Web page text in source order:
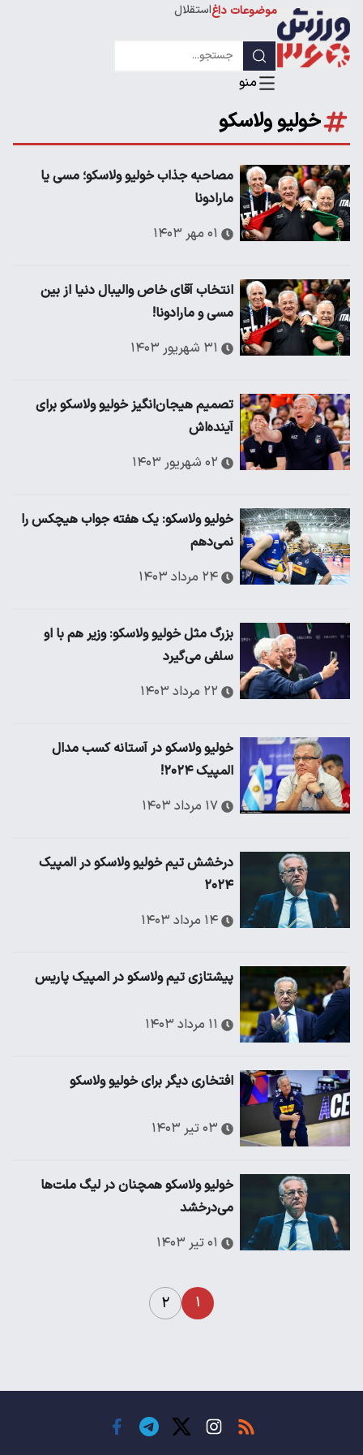
موضوعات داغاستقلال
خولیو ولاسکو
مصاحبه جذاب خولیو ولاسکو؛ مسی یا
مارادونا
۰۱ مهر ۱۴۰۳
انتخاب آقای خاص والیبال دنیا از بین
مسی و مارادونا!
۳۱ شهریور ۱۴۰۳
تصمیم هیجان‌انگیز خولیو ولاسکو برای
آینده‌اش
۰۲ شهریور ۱۴۰۳
خولیو ولاسکو: یک هفته جواب هیچکس را
نمی‌دهم
۲۴ مرداد ۱۴۰۳
بزرگ مثل خولیو ولاسکو: وزیر هم با او
سلفی می‌گیرد
۲۲ مرداد ۱۴۰۳
خولیو ولاسکو در آستانه کسب مدال
المپیک ۲۰۲۴!
۱۷ مرداد ۱۴۰۳
درخشش تیم خولیو ولاسکو در المپیک
۲۰۲۴
۱۴ مرداد ۱۴۰۳
پیشتازی تیم ولاسکو در المپیک پاریس
۱۱ مرداد ۱۴۰۳
افتخاری دیگر برای خولیو ولاسکو
۰۳ تیر ۱۴۰۳
خولیو ولاسکو همچنان در لیگ ملت‌ها
می‌درخشد
۰۱ تیر ۱۴۰۳
۱ ۲